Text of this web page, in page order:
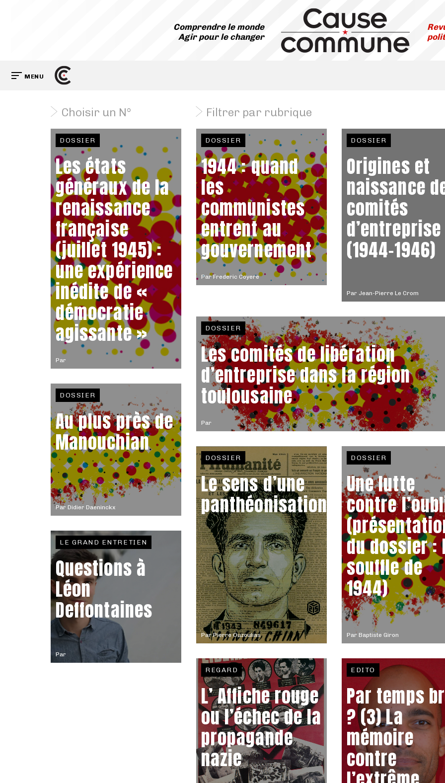
Comprendre le monde
Agir pour le changer
MENU
Choisir un N° Filtrer par rubrique
Par
DOSSIER
Les états
généraux de la
renaissance
française
(juillet 1945) :
une expérience
inédite de «
démocratie
agissante »
ParFrederic Coyere
DOSSIER
1944 : quand
les
communistes
entrent au
gouvernement
Par Jean-Pierre Le Crom
DOSSIER
Origines et
naissance
comités
d’entreprise
(1944-1946)
Par
DOSSIER
Les comités de libération
d’entreprise dans la région
toulousaine
Par Didier Daeninckx
DOSSIER
Au plus près de
Manouchian
ParPierre Ouzoulias
DOSSIER
Le sens d’une
panthéonisation
Par Baptiste Giron
DOSSIER
Une lutte
contre
du dossier :
souffle de
1944)
Par
LE GRAND ENTRETIEN
Questions à
Léon
Deffontaines
REGARD
L’ Affiche rouge
ou l’échec de la
propagande
nazie
EDITO
Par temps
? (3) La
mémoire
contre